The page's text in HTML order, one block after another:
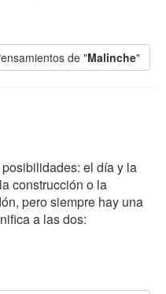
de "Malinche"
el día y la
construcción o la
pero siempre hay una
a las dos: